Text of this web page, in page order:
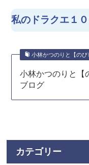
私のドラクエ１
小林かつのりと【のび
小林かつのりと【
ブログ
カテゴリー